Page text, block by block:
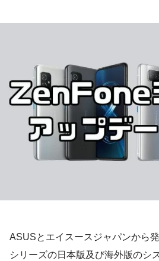
ASUSとエイスースジャパンから
シリーズの日本版及び海外版のシ